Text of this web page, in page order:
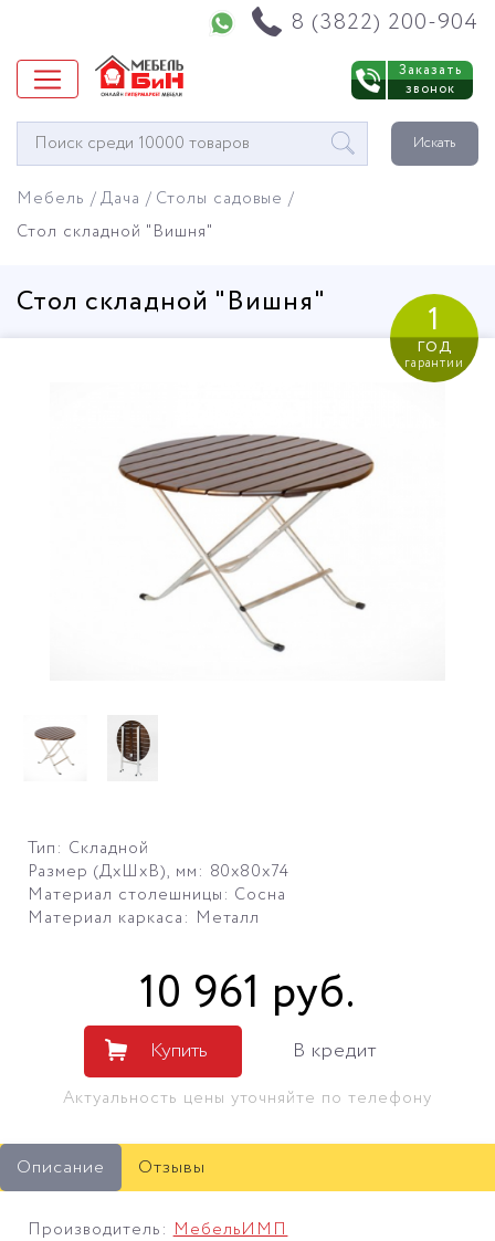
8 (3822) 200-904
Заказать
звонок
Окно
поиска
Искать
Мебель Дача
Столы садовые
Стол складной "Вишня"
Стол складной "Вишня" 1
год
гарантии
Тип: Складной
Размер (ДхШхВ), мм: 80х80х74
Материал столешницы: Сосна
Материал каркаса: Металл
10 961 руб.
Купить В кредит
Актуальность цены уточняйте по телефону
Описание Отзывы
Производитель:МебельИМП